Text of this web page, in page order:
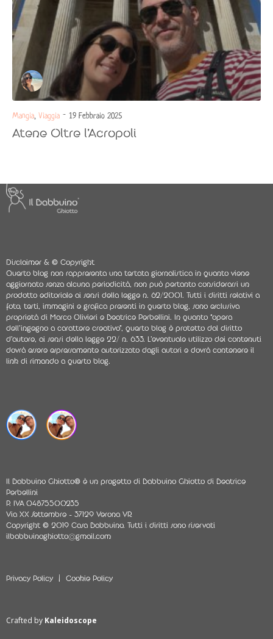
Mangia, Viaggia - 19 Febbraio 2025
Atene Oltre l’Acropoli
Disclaimer & © Copyright
Questo blog non rappresenta una testata giornalistica in quanto viene
aggiornato senza alcuna periodicità, non può pertanto considerarsi un
prodotto editoriale ai sensi della legge n. 62/2001. Tutti i diritti relativi a
foto, testi, immagini e grafica presenti in questo blog, sono esclusiva
proprietà di Marco Olivieri e Beatrice Perbellini. In quanto “opera
dell’ingegno a carattere creativo”, questo blog è protetto dal diritto
d’autore, ai sensi della legge 22/ n. 633. L’eventuale utilizzo dei contenuti
dovrà essere espressamente autorizzato dagli autori e dovrà contenere il
link di rimando a questo blog.
Il Babbuino Ghiotto® è un progetto di Babbuino Ghiotto di Beatrice
Perbellini
P. IVA 04875500235
Via XX Settembre - 37129 Verona VR
Copyright © 2019 Casa Babbuino. Tutti i diritti sono riservati
ilbabbuinoghiotto@gmail.com
Privacy Policy | Cookie Policy
Crafted by Kaleidoscope